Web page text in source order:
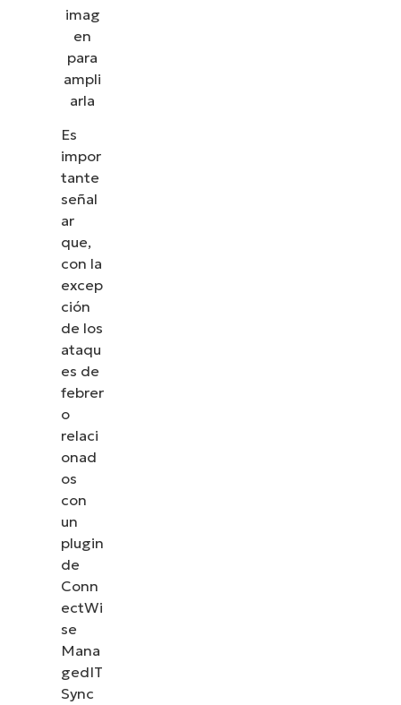
imag
en
para
ampli
arla
Es
impor
tante
señal
ar
que,
con la
excep
ción
de los
ataqu
es de
febrer
o
relaci
onad
os
con
un
plugin
de
Conn
ectWi
se
Mana
gedIT
Sync
cómo NinjaOne simplifica tareas de TI como la
gestión de endpoints, el parcheo, el MDM, la